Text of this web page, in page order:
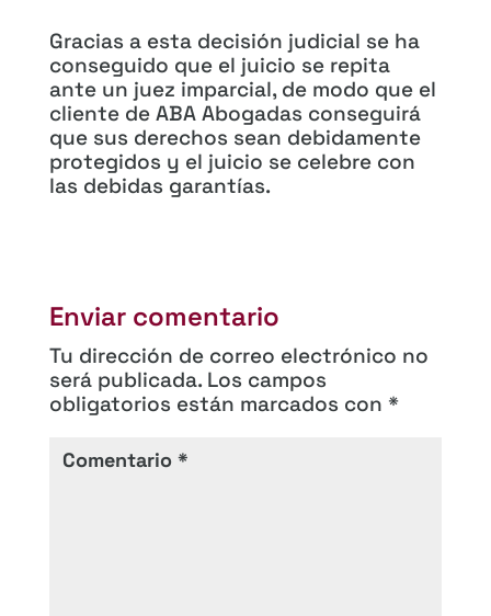
Gracias a esta decisión judicial se ha
conseguido que el juicio se repita
ante un juez imparcial, de modo que el
cliente de ABA Abogadas conseguirá
que sus derechos sean debidamente
protegidos y el juicio se celebre con
las debidas garantías.
Enviar comentario
Tu dirección de correo electrónico no
será publicada. Los campos
obligatorios están marcados con *